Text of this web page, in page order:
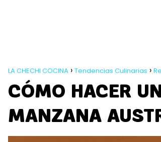
LA CHECHI COCINA Tendencias Culinarias
CÓMO HACER
MANZANA